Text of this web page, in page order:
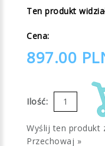
Ten produkt
Cena:
897.00
Ilość:
Wyślij ten produkt
Przechowaj »